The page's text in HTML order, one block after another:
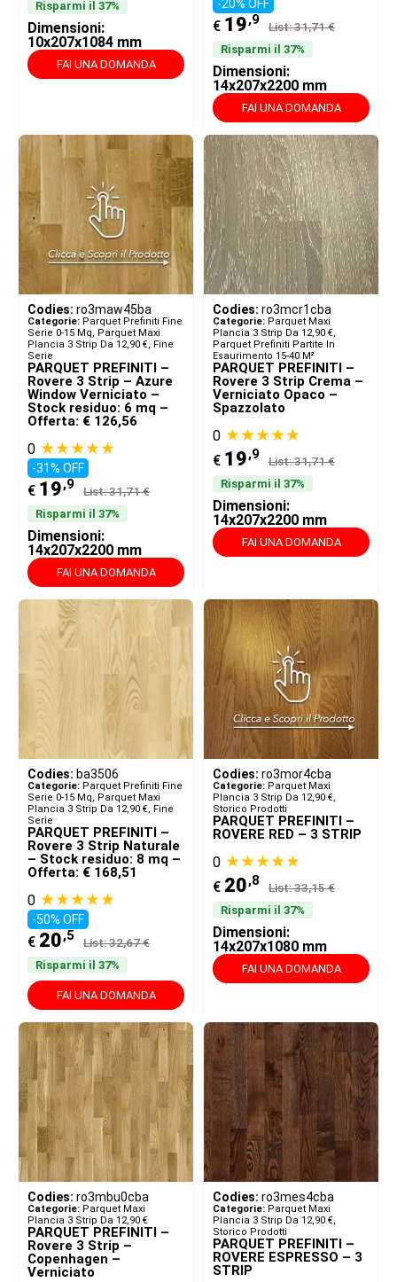
Risparmi il 37%
Dimensioni:
10x207x1084 mm
FAI UNA DOMANDA
-20% OFF
€ 19,9 List: 31,71 €
Risparmi il 37%
Dimensioni:
14x207x2200 mm
FAI UNA DOMANDA
Codies: ro3maw45ba
Categorie: Parquet Prefiniti Fine
Serie 0-15 Mq, Parquet Maxi
Plancia 3 Strip Da 12,90 €, Fine
Serie
PARQUET PREFINITI –
Rovere 3 Strip – Azure
Window Verniciato –
Stock residuo: 6 mq –
Offerta: € 126,56
0 ★★★★★
-31% OFF
€ 19,9 List: 31,71 €
Risparmi il 37%
Dimensioni:
14x207x2200 mm
FAI UNA DOMANDA
Codies: ro3mcr1cba
Categorie: Parquet Maxi
Plancia 3 Strip Da 12,90 €,
Parquet Prefiniti Partite In
Esaurimento 15-40 M²
PARQUET PREFINITI –
Rovere 3 Strip Crema –
Verniciato Opaco –
Spazzolato
0 ★★★★★
€ 19,9 List: 31,71 €
Risparmi il 37%
Dimensioni:
14x207x2200 mm
FAI UNA DOMANDA
Codies: ba3506
Categorie: Parquet Prefiniti Fine
Serie 0-15 Mq, Parquet Maxi
Plancia 3 Strip Da 12,90 €, Fine
Serie
PARQUET PREFINITI –
Rovere 3 Strip Naturale
– Stock residuo: 8 mq –
Offerta: € 168,51
0 ★★★★★
-50% OFF
€ 20,5 List: 32,67 €
Risparmi il 37%
FAI UNA DOMANDA
Codies: ro3mor4cba
Categorie: Parquet Maxi
Plancia 3 Strip Da 12,90 €,
Storico Prodotti
PARQUET PREFINITI –
ROVERE RED – 3 STRIP
0 ★★★★★
€ 20,8 List: 33,15 €
Risparmi il 37%
Dimensioni:
14x207x1080 mm
FAI UNA DOMANDA
Codies: ro3mbu0cba
Categorie: Parquet Maxi
Plancia 3 Strip Da 12,90 €
PARQUET PREFINITI –
Rovere 3 Strip –
Copenhagen –
Verniciato
Codies: ro3mes4cba
Categorie: Parquet Maxi
Plancia 3 Strip Da 12,90 €,
Storico Prodotti
PARQUET PREFINITI –
ROVERE ESPRESSO – 3
STRIP